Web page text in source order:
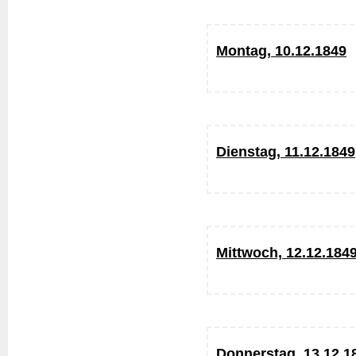
Montag, 10.12.1849
Dienstag, 11.12.1849
Mittwoch,